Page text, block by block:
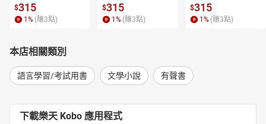
$315
1 % (賺3點)
$315
1 % (賺3點)
$315
1 % (賺3點)
本店相關類別
語言學習/考試用書 文學小說 有聲書
下載樂天 Kobo 應用程式